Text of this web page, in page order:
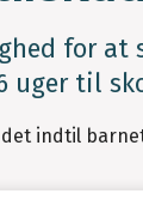
for at
uger til
indtil